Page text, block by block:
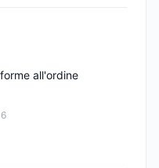
all'ordine